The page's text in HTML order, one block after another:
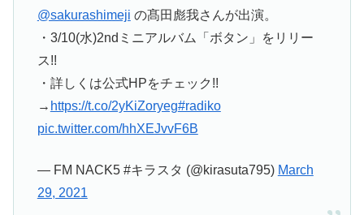
@sakurashimeji の髙田彪我さんが出演。
・3/10(水)2ndミニアルバム「ボタン」をリリー
ス!!
・詳しくは公式HPをチェック!!
→ https://t.co/2yKiZoryeg#radiko
pic.twitter.com/hhXEJvvF6B
— FM NACK5 #キラスタ (@kirasuta795) March
29, 2021